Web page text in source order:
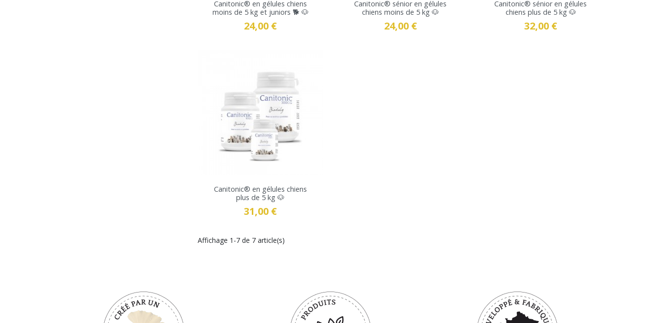
Canitonic® en gélules chiens
moins de 5 kg et juniors 🐕 🐶
Prix
24,00 €
Canitonic® sénior en gélules
chiens moins de 5 kg 🐶
Prix
24,00 €
Canitonic® sénior en gélules
chiens plus de 5 kg 🐶
Prix
32,00 €
VOIR LE PRODUIT
Canitonic® en gélules chiens
plus de 5 kg 🐶
Prix
31,00 €
Affichage 1-7 de 7 article(s)